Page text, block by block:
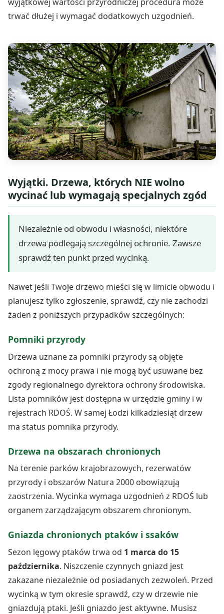
trwać dłużej i wymagać dodatkowych uzgodnień.
Wyjątki. Drzewa, których NIE wolno
wycinać lub wymagają specjalnych zgód
Niezależnie od obwodu i własności, niektóre
drzewa podlegają szczególnej ochronie. Zawsze
sprawdź ten punkt przed wycinką.
Nawet jeśli Twoje drzewo mieści się w limicie obwodu i
planujesz tylko zgłoszenie, sprawdź, czy nie zachodzi
żaden z poniższych przypadków szczególnych:
Pomniki przyrody
Drzewa uznane za pomniki przyrody są objęte
ochroną z mocy prawa i nie mogą być usuwane bez
zgody regionalnego dyrektora ochrony środowiska.
Lista pomników jest dostępna w urzędzie gminy i w
rejestrach RDOŚ. W samej Łodzi kilkadziesiąt drzew
ma status pomnika przyrody.
Drzewa na obszarach chronionych
Na terenie parków krajobrazowych, rezerwatów
przyrody i obszarów Natura 2000 obowiązują
zaostrzenia. Wycinka wymaga uzgodnień z RDOŚ lub
organem zarządzającym obszarem chronionym.
Gniazda chronionych ptaków i ssaków
Sezon lęgowy ptaków trwa od 1 marca do 15
października. Niszczenie czynnych gniazd jest
zakazane niezależnie od posiadanych zezwoleń. Przed
wycinką w tym okresie sprawdź, czy w drzewie nie
gniazdują ptaki. Jeśli gniazdo jest aktywne. Musisz